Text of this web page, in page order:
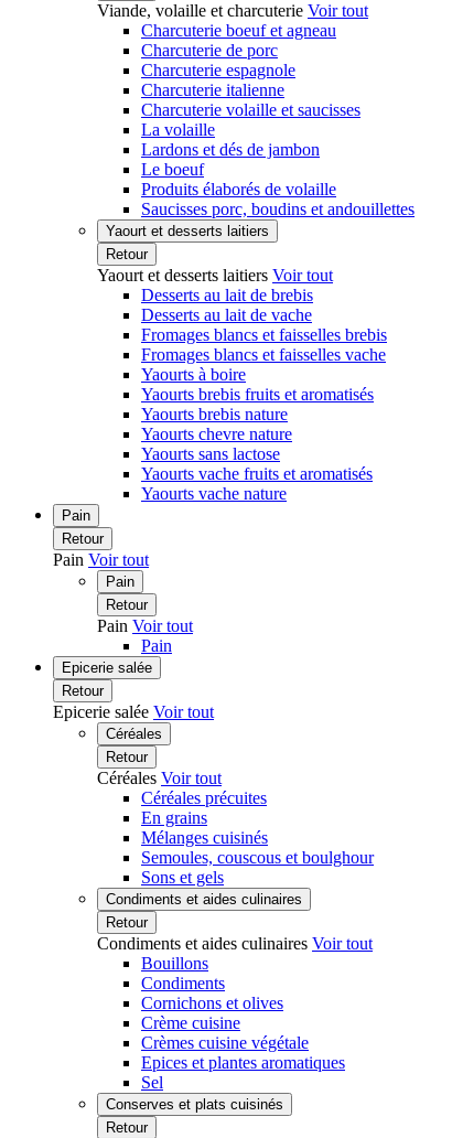
Viande, volaille et charcuterie Voir tout
Charcuterie boeuf et agneau
Charcuterie de porc
Charcuterie espagnole
Charcuterie italienne
Charcuterie volaille et saucisses
La volaille
Lardons et dés de jambon
Le boeuf
Produits élaborés de volaille
Saucisses porc, boudins et andouillettes
Yaourt et desserts laitiers
Retour
Yaourt et desserts laitiers Voir tout
Desserts au lait de brebis
Desserts au lait de vache
Fromages blancs et faisselles brebis
Fromages blancs et faisselles vache
Yaourts à boire
Yaourts brebis fruits et aromatisés
Yaourts brebis nature
Yaourts chevre nature
Yaourts sans lactose
Yaourts vache fruits et aromatisés
Yaourts vache nature
Pain
Retour
Pain Voir tout
Pain
Retour
Pain Voir tout
Pain
Epicerie salée
Retour
Epicerie salée Voir tout
Céréales
Retour
Céréales Voir tout
Céréales précuites
En grains
Mélanges cuisinés
Semoules, couscous et boulghour
Sons et gels
Condiments et aides culinaires
Retour
Condiments et aides culinaires Voir tout
Bouillons
Condiments
Cornichons et olives
Crème cuisine
Crèmes cuisine végétale
Epices et plantes aromatiques
Sel
Conserves et plats cuisinés
Retour